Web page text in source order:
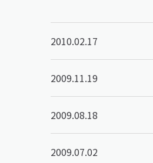
2010.02.17
2009.11.19
2009.08.18
2009.07.02